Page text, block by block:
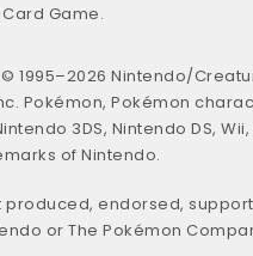
Game.
1995–2026 Nintendo/
Pokémon, Pokémon
3DS, Nintendo DS, Wii,
of Nintendo.
produced, endorsed,
or The Pokémon